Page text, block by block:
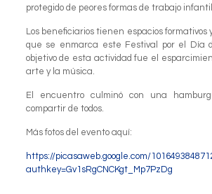
protegido de peores formas de trabajo
Los beneficiarios tienen espacios formativos
que se enmarca este Festival por el Día
objetivo de esta actividad fue el
arte y la música.
El encuentro culminó con una
compartir de todos.
Más fotos del evento aquí:
https://picasaweb.google.com/
authkey=Gv1sRgCNCKgt_Mp7PzDg